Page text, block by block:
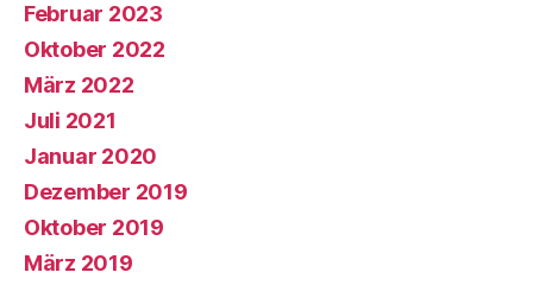
Februar 2023
Oktober 2022
März 2022
Juli 2021
Januar 2020
Dezember 2019
Oktober 2019
März 2019